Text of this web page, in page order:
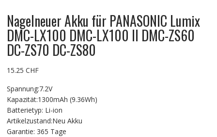
Nagelneuer Akku für PANASONIC Lumix
DMC-LX100 DMC-LX100 II DMC-ZS60
DC-ZS70 DC-ZS80
15.25 CHF
Spannung:7.2V
Kapazität:1300mAh (9.36Wh)
Batterietyp: Li-ion
Artikelzustand:Neu Akku
Garantie: 365 Tage